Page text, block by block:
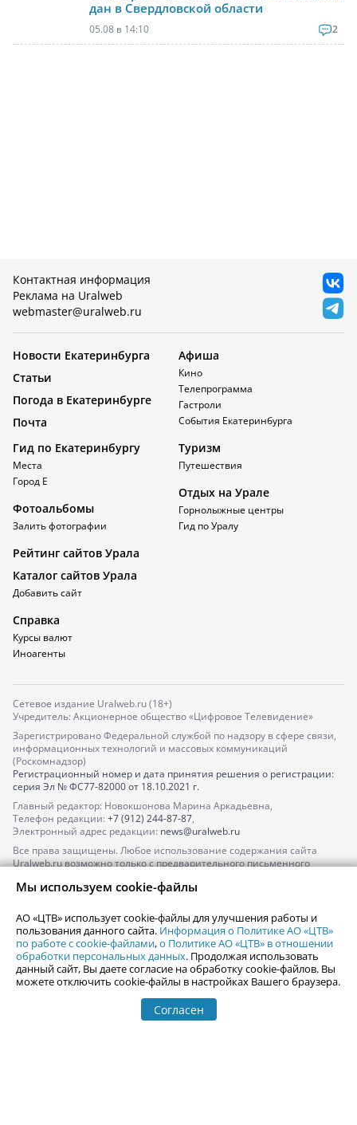
дан в Свердловской области
05.08 в 14:10 2
Контактная информация
Реклама на Uralweb
webmaster@uralweb.ru
Новости Екатеринбурга
Статьи
Погода в Екатеринбурге
Почта
Афиша
Кино
Телепрограмма
Гастроли
События Екатеринбурга
Гид по Екатеринбургу
Места
Город Е
Фотоальбомы
Залить фотографии
Туризм
Путешествия
Отдых на Урале
Горнолыжные центры
Гид по Уралу
Рейтинг сайтов Урала
Каталог сайтов Урала
Добавить сайт
Справка
Курсы валют
Иноагенты
Сетевое издание Uralweb.ru (18+)
Учредитель: Акционерное общество «Цифровое Телевидение»
Зарегистрировано Федеральной службой по надзору в сфере связи,
информационных технологий и массовых коммуникаций
(Роскомнадзор)
Регистрационный номер и дата принятия решения о регистрации:
серия Эл № ФС77-82000от 18.10.2021 г.
Главный редактор: Новокшонова Марина Аркадьевна,
Телефон редакции: +7 (912) 244-87-87,
Электронный адрес редакции: news@uralweb.ru
Все права защищены. Любое использование содержания сайта
Uralweb.ru возможно только с предварительного письменного
По вопросам размещения рекламы обращайтесь по тел.
По вопросам размещения информации в разделе «Афиша»
afisha@uralweb.ru
Пользовательское соглашение на использование сайта
Политика АО «ЦТВ» в отношении обработки персональных данных
Мы используем cookie-файлы
АО «ЦТВ» использует cookie-файлы для улучшения работы и
пользования данного сайта. Информация о Политике АО «ЦТВ»
по работе с cookie-файлами,о Политике АО «ЦТВ» в отношении
обработки персональных данных. Продолжая использовать
данный сайт, Вы даете согласие на обработку cookie-файлов. Вы
можете отключить cookie-файлы в настройках Вашего браузера.
Согласен